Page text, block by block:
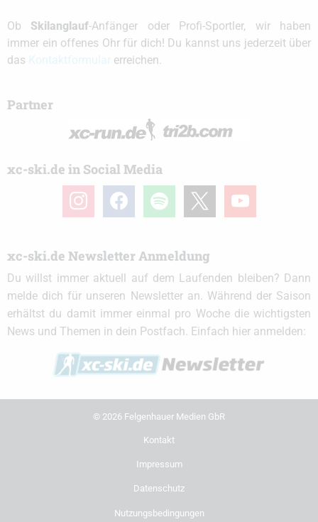
Ob Skilanglauf-Anfänger oder Profi-Sportler, wir haben
immer ein offenes Ohr für dich! Du kannst uns jederzeit über
das
erreichen.
Partner
xc-ski.de in Social Media
instagramfacebook spotify youtube
xc-ski.de Newsletter Anmeldung
Du willst immer aktuell auf dem Laufenden bleiben? Dann
melde dich für unseren Newsletter an. Während der Saison
erhältst du damit immer einmal pro Woche die wichtigsten
News und Themen in dein Postfach. Einfach hier anmelden:
© 2026 Felgenhauer Medien GbR
Kontakt
Impressum
Datenschutz
Nutzungsbedingungen